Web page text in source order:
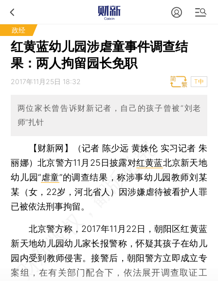
政经
红黄蓝幼儿园涉虐童事件调查结
果：两人拘留园长免职
2017年11月25日 18:32 T中
两位家长曾告诉财新记者，自己的孩子曾被“刘老
师”扎针
【财新网】（记者 陈少远 黄姝伦 实习记者 朱
丽娜）北京警方11月25日披露对红黄蓝北京新天地
幼儿园“虐童”的调查结果，称涉事幼儿园教师刘某
某（女，22岁，河北省人）因涉嫌虐待被看护人罪
已被依法刑事拘留。
北京警方称，2017年11月22日，朝阳区红黄蓝
新天地幼儿园幼儿家长报警称，怀疑其孩子在幼儿
园内受到教师侵害。接警后，朝阳警方立即成立专
案组，在有关部门配合下，依法展开调查取证工